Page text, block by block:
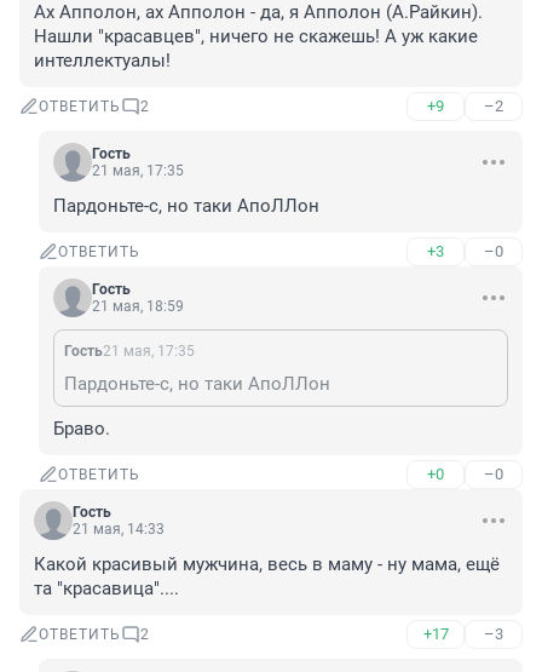
Ах Апполон, ах Апполон - да, я Апполон (А.Райкин).
Нашли "красавцев", ничего не скажешь! А уж какие
интеллектуалы!
ОТВЕТИТЬ 2 +9 –2
Гость
21 мая, 17:35
Пардоньте-с, но таки АпоЛЛон
ОТВЕТИТЬ +3 –0
Гость
21 мая, 18:59
Гость21 мая, 17:35
Пардоньте-с, но таки АпоЛЛон
Браво.
ОТВЕТИТЬ +0 –0
Гость
21 мая, 14:33
Какой красивый мужчина, весь в маму - ну мама, ещё
та "красавица"....
ОТВЕТИТЬ 2 +17 –3